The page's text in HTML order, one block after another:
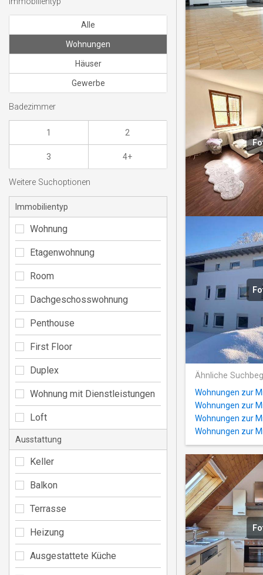
Ähnliche
Wohnungen zur
Wohnungen zur
Wohnungen zur
Wohnungen zur
Alle
Wohnungen
Häuser
Gewerbe
Badezimmer
1 2
3 4+
Weitere Suchoptionen
Immobilientyp
Wohnung
Etagenwohnung
Room
Dachgeschosswohnung
Penthouse
First Floor
Duplex
Wohnung mit Dienstleistungen
Loft
Ausstattung
Keller
Balkon
Terrasse
Heizung
Ausgestattete Küche